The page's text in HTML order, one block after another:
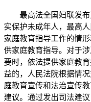
最高法全国妇联发布意
实保护未成年人，最高
家庭教育指导工作的情
供家庭教育指导。对于
要时，依法提供家庭教
益的，人民法院根据情
庭教育宣传和法治宣传
建议。通过发出司法建